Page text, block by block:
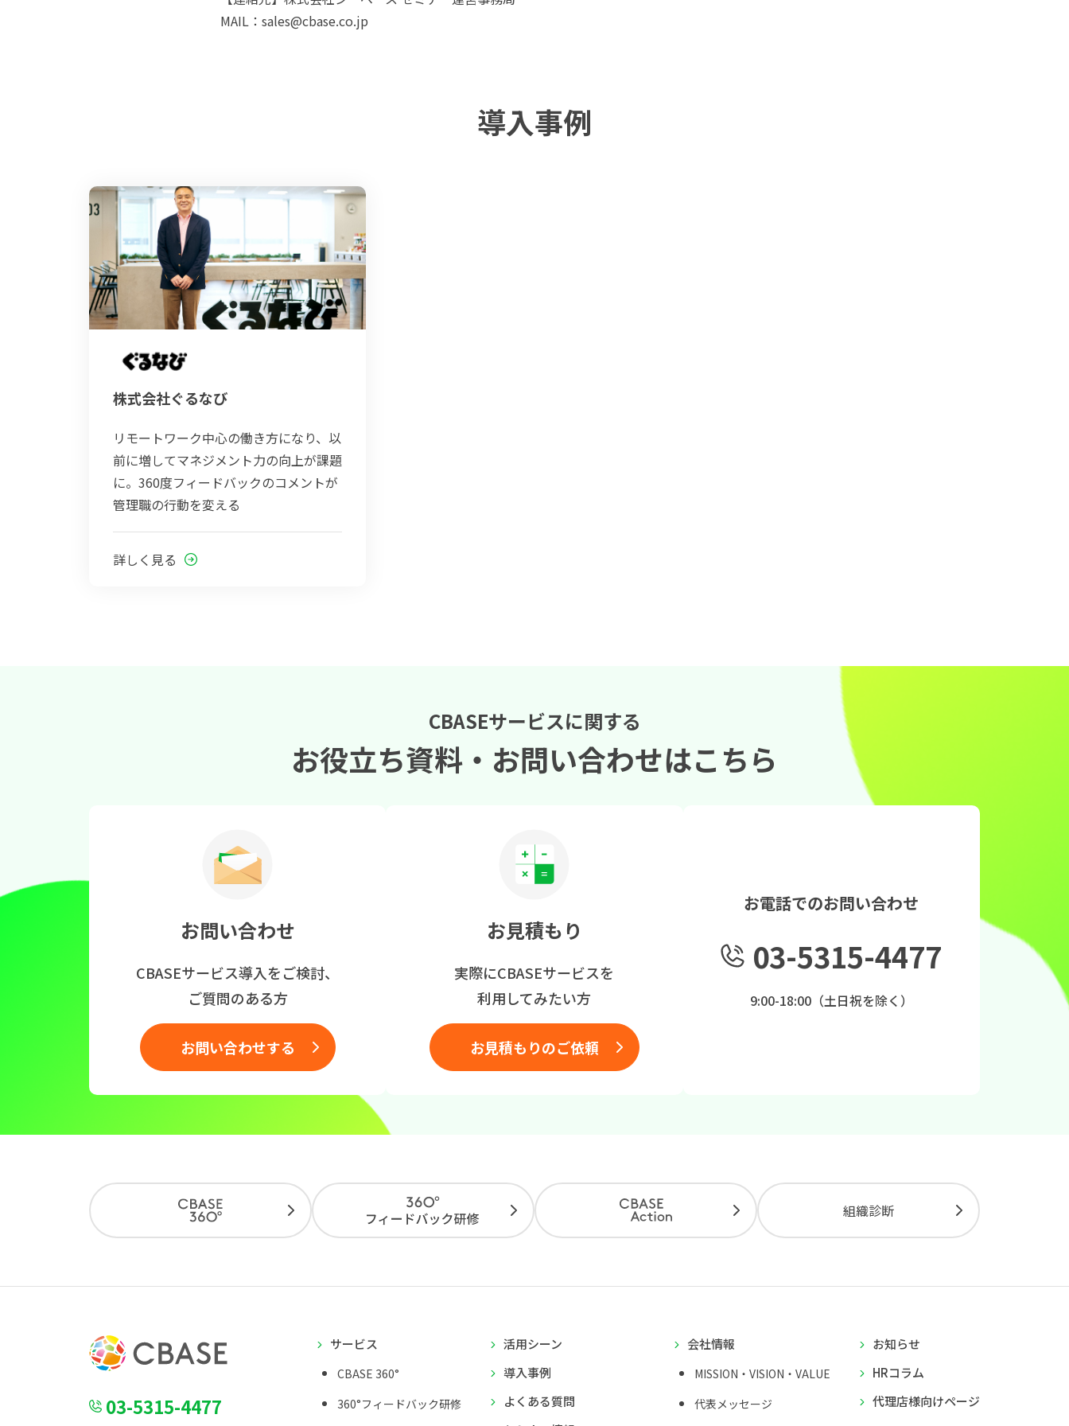
MAIL：sales@cbase.co.jp
導入事例
株式会社ぐるなび
リモートワーク中心の働き方になり、以
前に増してマネジメント力の向上が課題
に。360度フィードバックのコメントが
管理職の行動を変える
詳しく見る
CBASEサービスに関する
お役立ち資料・ お問い合わせはこちら
お問い合わせ
CBASEサービス導入をご検討、
ご質問のある方
お問い合わせする
お見積もり
実際にCBASEサービスを
利用してみたい方
お見積もりのご依頼
お電話でのお問い合わせ
03-5315-4477
9:00-18:00（土日祝を除く）
組織診断
サービス
CBASE 360°
360°フィードバック研修
活用シーン
導入事例
よくある質問
会社情報
MISSION・VISION・VALUE
代表メッセージ
お知らせ
HRコラム
代理店様向けページ
03-5315-4477